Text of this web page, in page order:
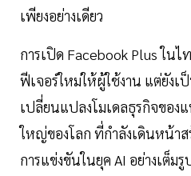
เพียงอย่างเดียว
การเปิด Facebook Plus ในไ
ฟีเจอร์ใหม่ให้ผู้ใช้งาน แต่ยัง
เปลี่ยนแปลงโมเดลธุรกิจของ
ใหญ่ของโลก ที่กำลังเดินหน้าส
การแข่งขันในยุค AI อย่างเต็ม